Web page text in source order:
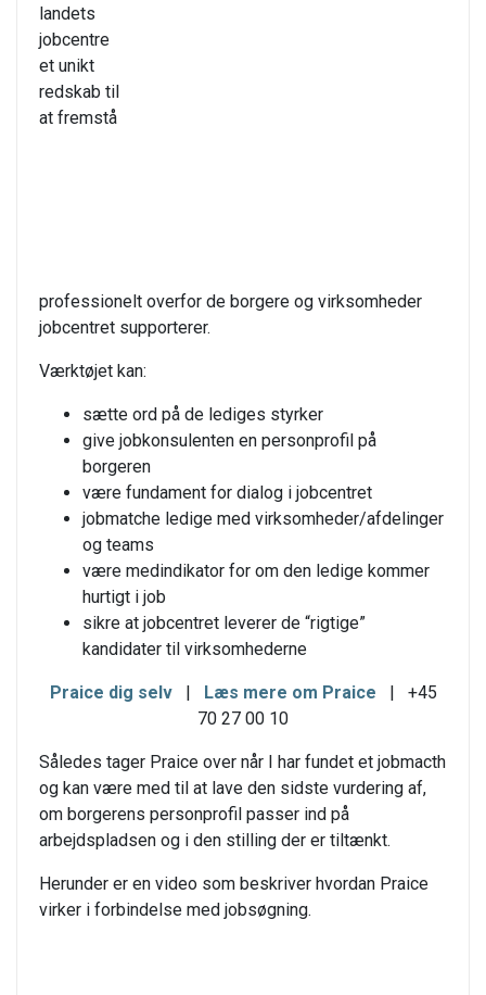
landets
jobcentre
et unikt
redskab til
at fremstå
professionelt overfor de borgere og virksomheder
jobcentret supporterer.
Værktøjet kan:
sætte ord på de lediges styrker
give jobkonsulenten en personprofil på
borgeren
være fundament for dialog i jobcentret
jobmatche ledige med virksomheder/afdelinger
og teams
være medindikator for om den ledige kommer
hurtigt i job
sikre at jobcentret leverer de “rigtige”
kandidater til virksomhederne
Praice dig selv| Læs mere om Praice | +45
70 27 00 10
Således tager Praice over når I har fundet et jobmacth
og kan være med til at lave den sidste vurdering af,
om borgerens personprofil passer ind på
arbejdspladsen og i den stilling der er tiltænkt.
Herunder er en video som beskriver hvordan Praice
virker i forbindelse med jobsøgning.